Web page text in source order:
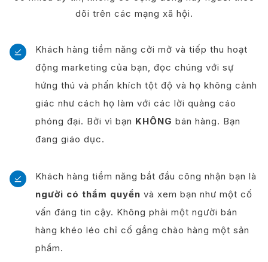
dõi trên các mạng xã hội.
Khách hàng tiềm năng cởi mở và tiếp thu hoạt
động marketing của bạn, đọc chúng với sự
hứng thú và phấn khích tột độ và họ không cảnh
giác như cách họ làm với các lời quảng cáo
phóng đại. Bởi vì bạn KHÔNG bán hàng. Bạn
đang giáo dục.
Khách hàng tiềm năng bắt đầu công nhận bạn là
người có thẩm quyền và xem bạn như một cố
vấn đáng tin cậy. Không phải một người bán
hàng khéo léo chỉ cố gắng chào hàng một sản
phẩm.